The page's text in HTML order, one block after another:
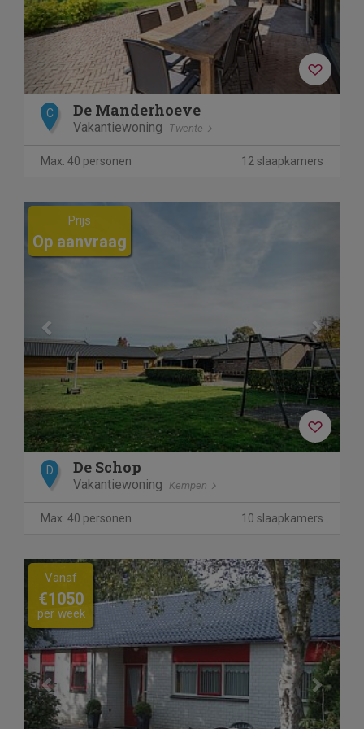
C De Manderhoeve
Vakantiewoning Twente
Max. 40 personen 12 slaapkamers
Previous
Prijs
Op aanvraag
D De Schop
Vakantiewoning Kempen
Max. 40 personen 10 slaapkamers
Previous Next
Vanaf
€1050
per week